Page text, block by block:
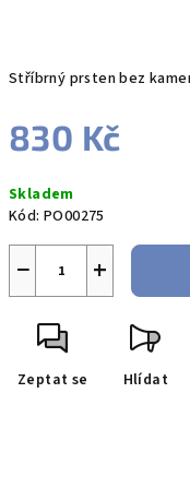
Stříbrný prsten bez
830 Kč
cena:
Skladem
Kód: PO00275
+
−
Zeptat se Hlídat